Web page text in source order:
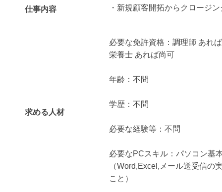
仕事内容
・新規顧客開拓からクロージン
求める人材
必要な免許資格：調理師 あれ
栄養士 あれば尚可
年齢：不問
学歴：不問
必要な経験等：不問
必要なPCスキル：パソコン基
（Word,Excel,メール送受信の
こと）